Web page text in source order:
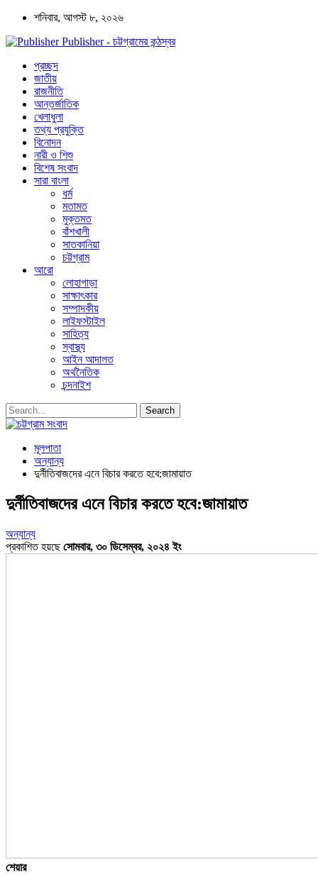
শনিবার, আগস্ট ৮, ২০২৬
Publisher - চট্টগ্রামের কন্ঠস্বর
প্রচ্ছদ
জাতীয়
রাজনীতি
আন্তর্জাতিক
খেলাধুলা
তথ্য প্রযুক্তি
বিনোদন
নারী ও শিশু
বিশেষ সংবাদ
সারা বাংলা
ধর্ম
মতামত
মুক্তমত
বাঁশখালী
সাতকানিয়া
চট্টগ্রাম
আরো
লোহাগাড়া
সাক্ষাৎকার
সম্পাদকীয়
লাইফস্টাইল
সাহিত্য
স্বাস্থ্য
আইন আদালত
অর্থনৈতিক
চন্দনাইশ
মূলপাতা
অন্যান্য
দুর্নীতিবাজদের এনে বিচার করতে হবে:জামায়াত
দুর্নীতিবাজদের এনে বিচার করতে হবে:জামায়াত
অন্যান্য
প্রকাশিত হয়ছেসোমবার, ৩০ ডিসেম্বর, ২০২৪ ইং
শেয়ার